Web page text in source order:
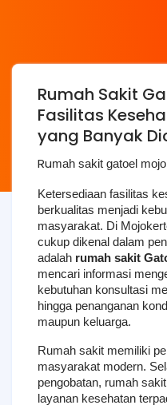
Rumah Sakit
Fasilitas
yang Banyak
Rumah sakit gatoel
Ketersediaan fasilitas
berkualitas menjadi
masyarakat. Di
cukup dikenal dalam
adalah rumah sakit
mencari informasi
kebutuhan konsultasi
hingga penanganan
maupun keluarga.
Rumah sakit memiliki
masyarakat modern.
pengobatan, rumah
layanan kesehatan